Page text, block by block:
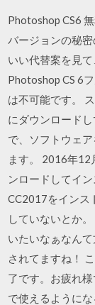
Photoshop CS6
バージョンの秘
いい代替案を見
Photoshop CS 6
は不可能です。
にダウンロード
で、ソフトウェ
ます。 2016年12
ンロードしてイ
CC2017をインス
していないとか
いたいなぁなん
されてますね！
了です。お疲れ
で使えるように